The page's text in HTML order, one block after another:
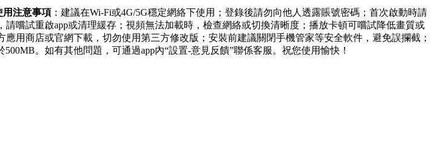
用注意事項 ：建議在Wi-Fi或4G/5G穩定網絡下使用；登錄後請勿向他人透露賬號密碼；首次啟動時請
請嚐試重啟app或清理緩存；視頻無法加載時，檢查網絡或切換清晰度；播放卡頓可嚐試降低畫質或
應用商店或官網下載，切勿使用第三方修改版；安裝前建議關閉手機管家等安全軟件，避免誤攔截；
。如有其他問題，可通過app內“設置-意見反饋”聯係客服。祝您使用愉快！